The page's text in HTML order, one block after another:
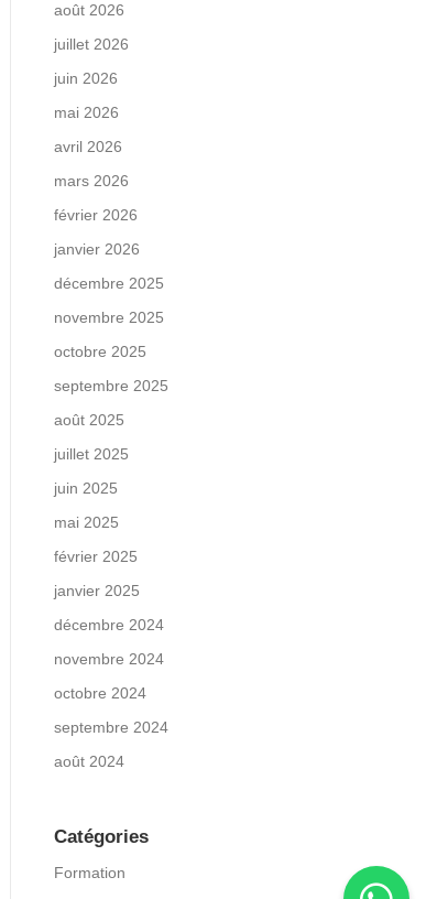
août 2026
juillet 2026
juin 2026
mai 2026
avril 2026
mars 2026
février 2026
janvier 2026
décembre 2025
novembre 2025
octobre 2025
septembre 2025
août 2025
juillet 2025
juin 2025
mai 2025
février 2025
janvier 2025
décembre 2024
novembre 2024
octobre 2024
septembre 2024
août 2024
Catégories
Formation